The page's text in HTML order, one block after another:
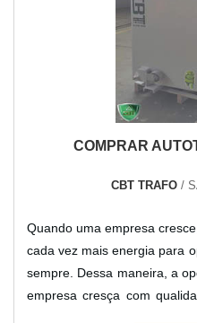
COMPRAR
CBT TRAFO /
Quando uma empresa
cada vez mais energia para
sempre. Dessa maneira, a
empresa cresça com